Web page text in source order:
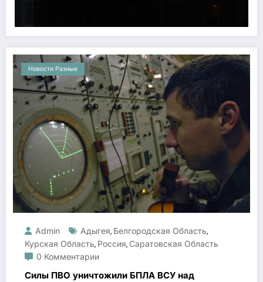
Новости Разные
Admin Адыгея, Белгородская Область,
Курская Область, Россия, Саратовская Область
0 Комментарии
Силы ПВО уничтожили БПЛА ВСУ над